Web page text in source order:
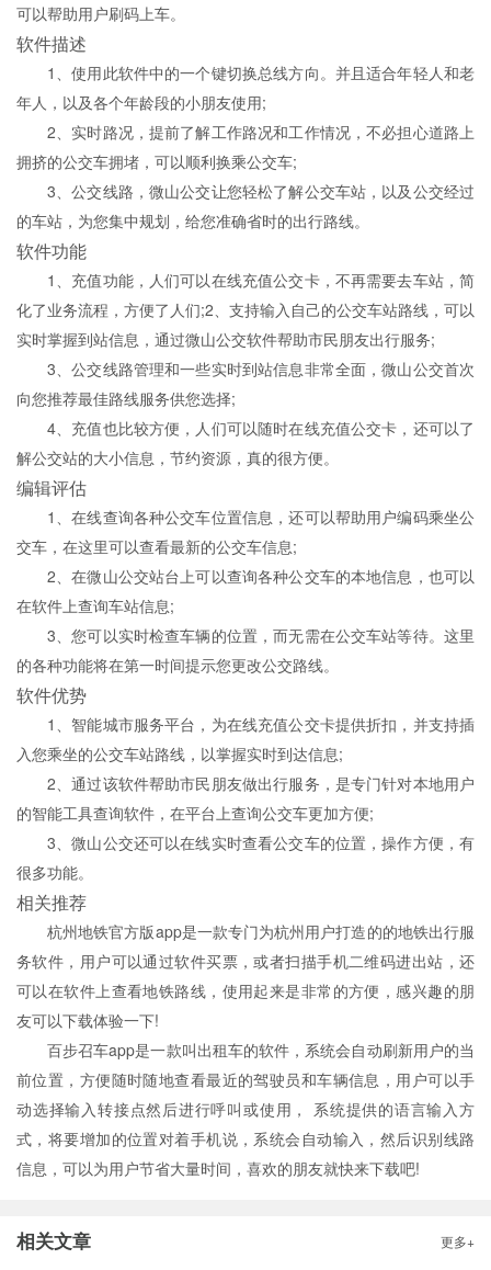
可以帮助用户刷码上车。
软件描述
1、使用此软件中的一个键切换总线方向。并且适合年轻人和老
年人，以及各个年龄段的小朋友使用;
2、实时路况，提前了解工作路况和工作情况，不必担心道路上
拥挤的公交车拥堵，可以顺利换乘公交车;
3、公交线路，微山公交让您轻松了解公交车站，以及公交经过
的车站，为您集中规划，给您准确省时的出行路线。
软件功能
1、充值功能，人们可以在线充值公交卡，不再需要去车站，简
化了业务流程，方便了人们;2、支持输入自己的公交车站路线，可以
实时掌握到站信息，通过微山公交软件帮助市民朋友出行服务;
3、公交线路管理和一些实时到站信息非常全面，微山公交首次
向您推荐最佳路线服务供您选择;
4、充值也比较方便，人们可以随时在线充值公交卡，还可以了
解公交站的大小信息，节约资源，真的很方便。
编辑评估
1、在线查询各种公交车位置信息，还可以帮助用户编码乘坐公
交车，在这里可以查看最新的公交车信息;
2、在微山公交站台上可以查询各种公交车的本地信息，也可以
在软件上查询车站信息;
3、您可以实时检查车辆的位置，而无需在公交车站等待。这里
的各种功能将在第一时间提示您更改公交路线。
软件优势
1、智能城市服务平台，为在线充值公交卡提供折扣，并支持插
入您乘坐的公交车站路线，以掌握实时到达信息;
2、通过该软件帮助市民朋友做出行服务，是专门针对本地用户
的智能工具查询软件，在平台上查询公交车更加方便;
3、微山公交还可以在线实时查看公交车的位置，操作方便，有
很多功能。
相关推荐
杭州地铁官方版app是一款专门为杭州用户打造的的地铁出行服
务软件，用户可以通过软件买票，或者扫描手机二维码进出站，还
可以在软件上查看地铁路线，使用起来是非常的方便，感兴趣的朋
友可以下载体验一下!
百步召车app是一款叫出租车的软件，系统会自动刷新用户的当
前位置，方便随时随地查看最近的驾驶员和车辆信息，用户可以手
动选择输入转接点然后进行呼叫或使用， 系统提供的语言输入方
式，将要增加的位置对着手机说，系统会自动输入，然后识别线路
信息，可以为用户节省大量时间，喜欢的朋友就快来下载吧!
相关文章 更多+